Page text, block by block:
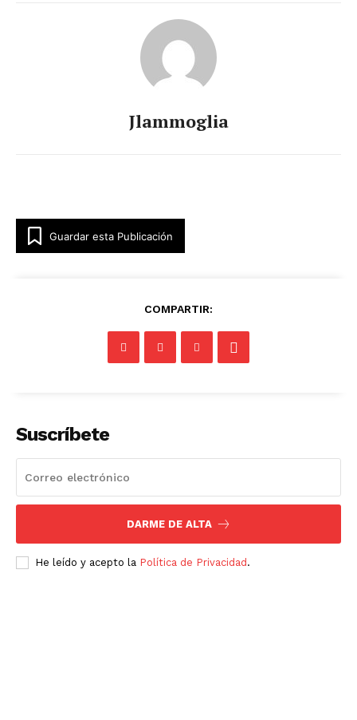
Jlammoglia
Guardar esta Publicación
COMPARTIR:
Suscríbete
DARME DE ALTA
He leído y acepto la Política de Privacidad .